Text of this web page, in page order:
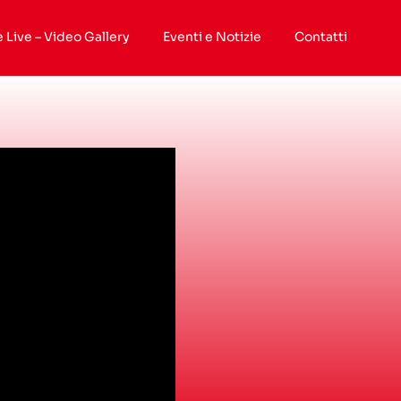
– Video Gallery Eventi e Notizie Contatti